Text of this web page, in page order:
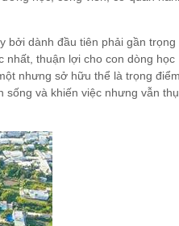
bởi dành đầu tiên phải gần trọng
nhất, thuận lợi cho con dòng học
nhưng sở hữu thể là trọng điểm
và khiến việc nhưng vẫn thụ